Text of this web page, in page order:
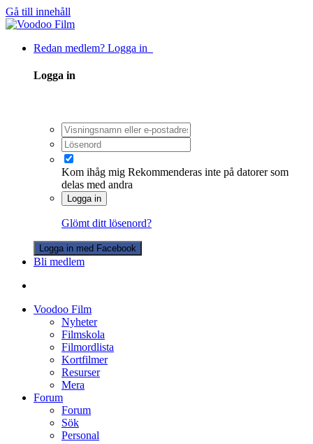
Gå till innehåll
Redan medlem? Logga in
Logga in
Kom ihåg mig Rekommenderas inte på datorer som
delas med andra
Logga in
Glömt ditt lösenord?
Logga in med Facebook
Bli medlem
Voodoo Film
Nyheter
Filmskola
Filmordlista
Kortfilmer
Resurser
Mera
Forum
Forum
Sök
Personal